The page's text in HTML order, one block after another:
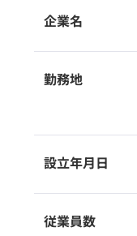
企業名
勤務地
設立年月日
従業員数